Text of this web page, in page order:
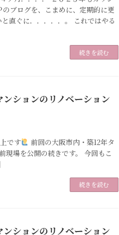
のブログを、こまめに、定期的に更
直ぐに．．．．．。 これではやる
続きを読む
ションのリノベーション
です
前回の大阪市内・築12年タ
現場を公開の続きです。 今回もこ
続きを読む
ションのリノベーション